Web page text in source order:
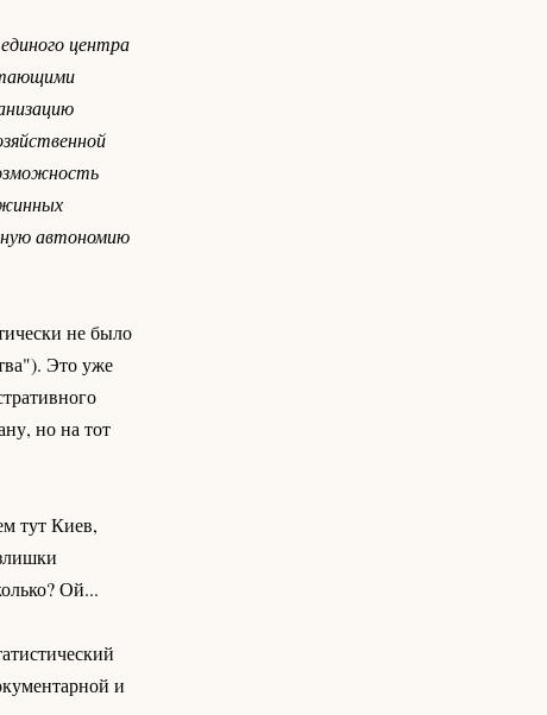
центра
автономию
не было
Это уже
но на тот
тут Киев,
Ой...
и